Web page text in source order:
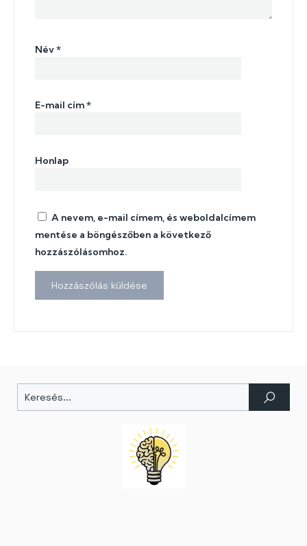
Név*
E-mail cím*
Honlap
A nevem, e-mail címem, és weboldalcímem
mentése a böngészőben a következő
hozzászólásomhoz.